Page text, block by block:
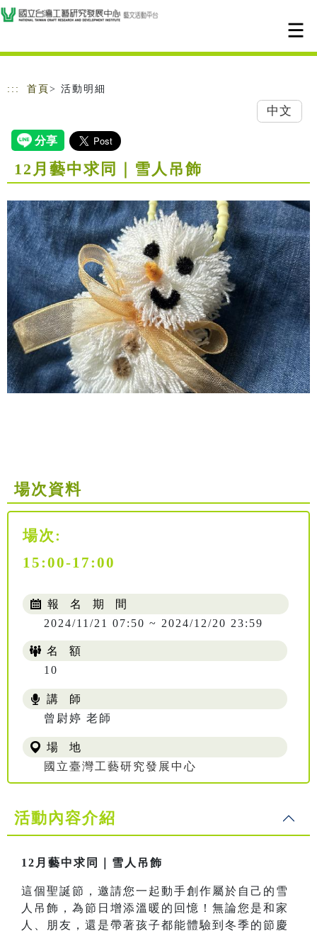
跳到主要內容
網站導覽
::: 首頁 > 活動明細
中文
12月藝中求同｜雪人吊飾
場次資料
場次:
15:00-17:00
報 名 期 間
2024/11/21 07:50 ~ 2024/12/20 23:59
名 額
10
講 師
曾尉婷 老師
場 地
國立臺灣工藝研究發展中心
活動內容介紹
12月藝中求同｜雪人吊飾
這個聖誕節，邀請您一起動手創作屬於自己的雪
人吊飾，為節日增添溫暖的回憶！無論您是和家
人、朋友，還是帶著孩子都能體驗到冬季的節慶